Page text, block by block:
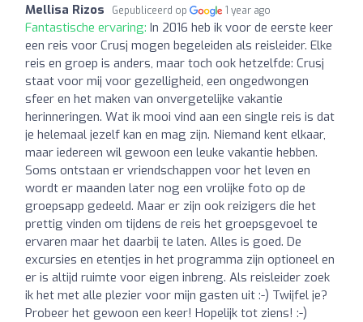
Mellisa Rizos Gepubliceerd op 1 year ago
Fantastische ervaring: In 2016 heb ik voor de eerste keer
een reis voor Crusj mogen begeleiden als reisleider. Elke
reis en groep is anders, maar toch ook hetzelfde: Crusj
staat voor mij voor gezelligheid, een ongedwongen
sfeer en het maken van onvergetelijke vakantie
herinneringen. Wat ik mooi vind aan een single reis is dat
je helemaal jezelf kan en mag zijn. Niemand kent elkaar,
maar iedereen wil gewoon een leuke vakantie hebben.
Soms ontstaan er vriendschappen voor het leven en
wordt er maanden later nog een vrolijke foto op de
groepsapp gedeeld. Maar er zijn ook reizigers die het
prettig vinden om tijdens de reis het groepsgevoel te
ervaren maar het daarbij te laten. Alles is goed. De
excursies en etentjes in het programma zijn optioneel en
er is altijd ruimte voor eigen inbreng. Als reisleider zoek
ik het met alle plezier voor mijn gasten uit :-) Twijfel je?
Probeer het gewoon een keer! Hopelijk tot ziens! :-)